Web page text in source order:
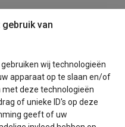
van
wij technologieën
apparaat op te slaan en/of
deze technologieën
of unieke ID's op deze
geeft of uw